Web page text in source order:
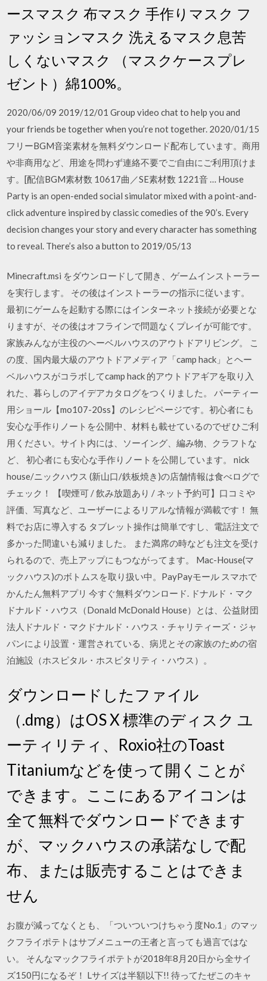
ースマスク 布マスク 手作りマスク フ
ァッションマスク 洗えるマスク息苦
しくないマスク （マスクケースプレ
ゼント）綿100%。
2020/06/09 2019/12/01 Group video chat to help you and
your friends be together when you’re not together. 2020/01/15
フリーBGM音楽素材を無料ダウンロード配布しています。商用
や非商用など、用途を問わず連絡不要でご自由にご利用頂けま
す。[配信BGM素材数 10617曲／SE素材数 1221音 … House
Party is an open-ended social simulator mixed with a point-and-
click adventure inspired by classic comedies of the 90’s. Every
decision changes your story and every character has something
to reveal. There’s also a button to 2019/05/13
Minecraft.msi をダウンロードして開き、ゲームインストーラー
を実行します。 その後はインストーラーの指示に従います。
最初にゲームを起動する際にはインターネット接続が必要とな
りますが、その後はオフラインで問題なくプレイが可能です。
家族みんなが主役のヘーベルハウスのアウトドアリビング。 こ
の度、国内最大級のアウトドアメディア「camp hack」とヘー
ベルハウスがコラボしてcamp hack 的アウトドアギアを取り入
れた、暮らしのアイデアカタログをつくりました。 パーティー
用ショール【mo107-20ss】のレシピページです。初心者にも
安心な手作りノートを公開中、材料も載せているのでぜ ひご利
用ください。サイト内には、ソーイング、編み物、クラフトな
ど、 初心者にも安心な手作りノートを公開しています。 nick
house/ニックハウス (新山口/鉄板焼き)の店舗情報は食べログで
チェック！ 【喫煙可 / 飲み放題あり / ネット予約可】口コミや
評価、写真など、ユーザーによるリアルな情報が満載です！ 無
料でお店に導入する タブレット操作は簡単ですし、電話注文で
多かった間違いも減りました。 また満席の時なども注文を受け
られるので、売上アップにもつながってます。 Mac-House(マ
ックハウス)のボトムスを取り扱い中。PayPayモール スマホで
かんたん無料アプリ 今すぐ無料ダウンロード. ドナルド・マク
ドナルド・ハウス（Donald McDonald House）とは、公益財団
法人ドナルド・マクドナルド・ハウス・チャリティーズ・ジャ
パンにより設置・運営されている、病児とその家族のための宿
泊施設（ホスピタル・ホスピタリティ・ハウス）。
ダウンロードしたファイル
（.dmg）はOS X 標準のディスク ユ
ーティリティ、Roxio社のToast
Titaniumなどを使って開くことが
できます。ここにあるアイコンは
全て無料でダウンロードできます
が、マックハウスの承諾なしで配
布、または販売することはできま
せん
お腹が減ってなくとも、「ついついつけちゃう度No.1」のマッ
クフライポテトはサブメニューの王者と言っても過言ではな
い。 そんなマックフライポテトが2018年8月20日から全サイ
ズ150円になるぞ！ Lサイズは半額以下!! 待ってたぜこのキャ